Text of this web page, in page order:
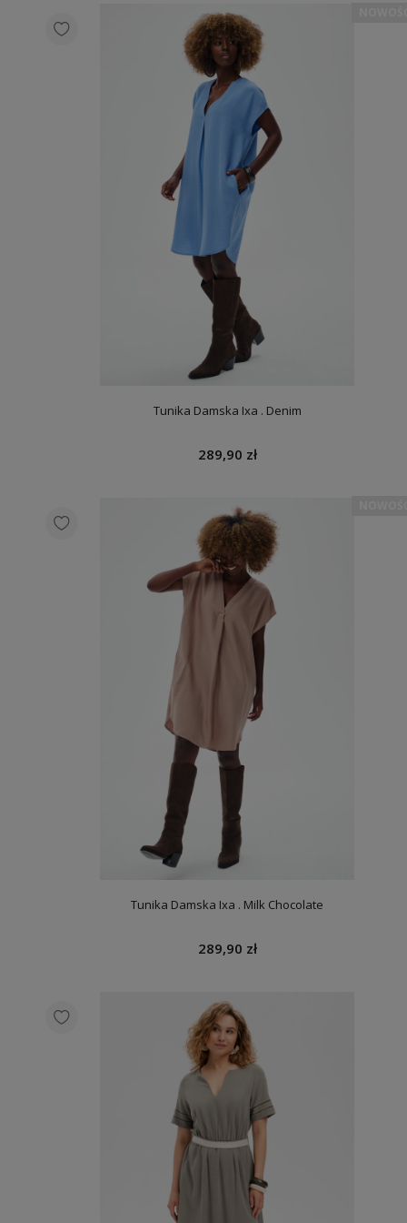
Tunika Damska Ixa . Denim
289,90 zł
Tunika Damska Ixa . Milk Chocolate
289,90 zł